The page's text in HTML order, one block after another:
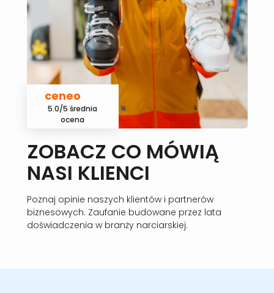
ceneo
5.0/5 średnia
ocena
ZOBACZ CO MÓWIĄ
NASI KLIENCI
Poznaj opinie naszych klientów i partnerów
biznesowych. Zaufanie budowane przez lata
doświadczenia w branży narciarskiej.